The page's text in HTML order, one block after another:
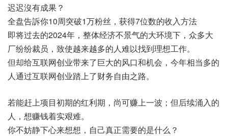
迟迟沒有成果？
全盘告訴你10周突破1万粉丝，获得7位数的收入方法
即将过去的2024年，整体经济不景气的大环境下，众多大
厂纷纷裁员，致使越来越多的人难以找到理想工作。
但却给互联网创业带来了巨大的风口和机会，今年相当多的
人通过互联网创业踏上了财务自由之路。
若能赶上项目初期的红利期，尚可赚上一波；但后续涌入的
人，想赚钱着实艰难。
你不妨静下心来想想，自己真正需要的是什么？